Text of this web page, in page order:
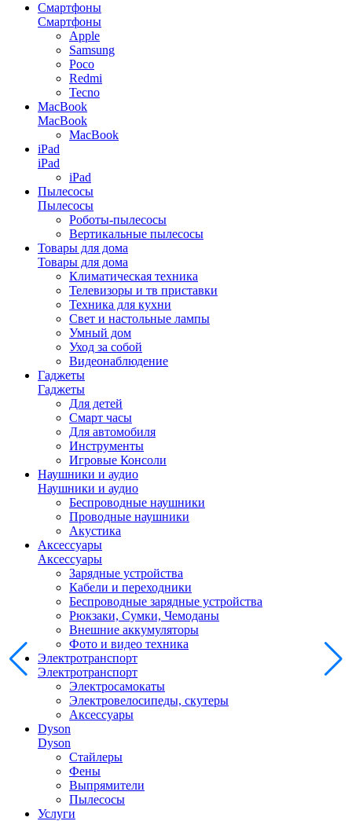
Смартфоны
Смартфоны
Apple
Samsung
Poco
Redmi
Tecno
MacBook
MacBook
MacBook
iPad
iPad
iPad
Пылесосы
Пылесосы
Роботы-пылесосы
Вертикальные пылесосы
Товары для дома
Товары для дома
Климатическая техника
Телевизоры и тв приставки
Техника для кухни
Свет и настольные лампы
Умный дом
Уход за собой
Видеонаблюдение
Гаджеты
Гаджеты
Для детей
Смарт часы
Для автомобиля
Инструменты
Игровые Консоли
Наушники и аудио
Наушники и аудио
Беспроводные наушники
Проводные наушники
Акустика
Аксессуары
Аксессуары
Зарядные устройства
Кабели и переходники
Беспроводные зарядные устройства
Рюкзаки, Сумки, Чемоданы
Внешние аккумуляторы
Фото и видео техника
Электротранспорт
Электротранспорт
Электросамокаты
Электровелосипеды, скутеры
Аксессуары
Dyson
Dyson
Стайлеры
Фены
Выпрямители
Пылесосы
Услуги